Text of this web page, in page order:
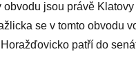
jsou právě
se v tomto obvodu
Horažďovicko patří do